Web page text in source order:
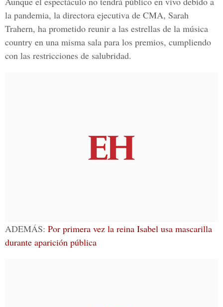
la pandemia, la directora ejecutiva de CMA, Sarah
Trahern, ha prometido reunir a las estrellas de la música
country en una misma sala para los premios, cumpliendo
con las restricciones de salubridad.
ADEMÁS: Por primera vez la reina Isabel usa mascarilla
durante aparición pública